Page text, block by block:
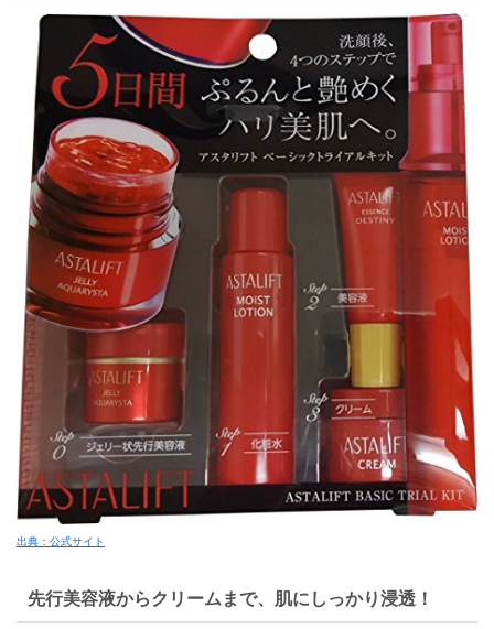
出典：公式サイト
先行美容液からクリームまで、肌にしっかり浸透！